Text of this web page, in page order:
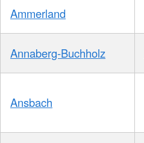
Ammerland
Annaberg-Buchholz
Ansbach